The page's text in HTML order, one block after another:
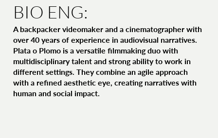
BIO ENG:
A backpacker videomaker and a cinematographer with
over 40 years of experience in audiovisual narratives.
Plata o Plomo is a versatile filmmaking duo with
multidisciplinary talent and strong ability to work in
different settings. They combine an agile approach
with a refined aesthetic eye, creating narratives with
human and social impact.